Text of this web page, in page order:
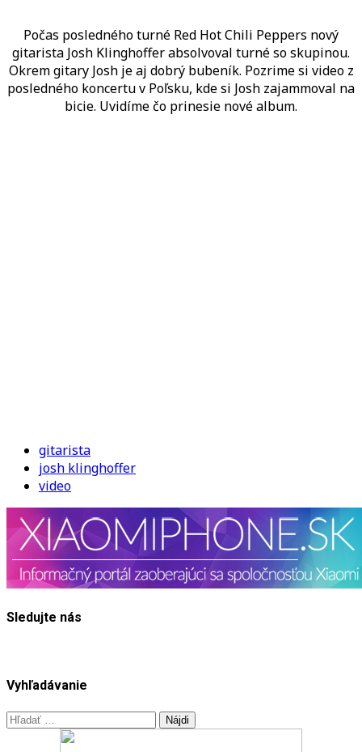
JE
LEN
GITARISTA
Počas posledného turné Red Hot Chili Peppers nový
gitarista Josh Klinghoffer absolvoval turné so skupinou.
Okrem gitary Josh je aj dobrý bubeník. Pozrime si video z
posledného koncertu v Poľsku, kde si Josh zajammoval na
bicie. Uvidíme čo prinesie nové album.
gitarista
josh klinghoffer
video
Sledujte nás
Vyhľadávanie
Hľadať: